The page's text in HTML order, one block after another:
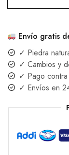
Envío gratis
✓ Piedra
✓ Cambios y
✓ Pago
✓ Envíos en